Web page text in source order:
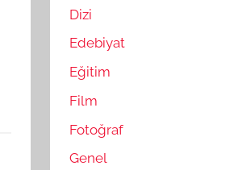
Dizi
Edebiyat
Eğitim
Film
Fotoğraf
Genel